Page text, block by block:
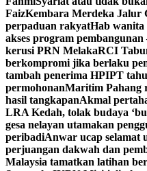
FaizKembara Merdeka Jalur
perpaduan rakyatHab
akses program pembangunan
kerusi PRN MelakaRCI
berkompromi jika berlaku
tambah penerima HPIPT
permohonanMaritim Pahang
hasil tangkapanAkmal
LRA Kedah, tolak budaya
gesa nelayan utamakan
peribadiAnwar ucap selamat
perjuangan dakwah dan
Malaysia tamatkan latihan